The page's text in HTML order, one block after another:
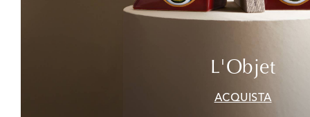
L'Objet
ACQUISTA